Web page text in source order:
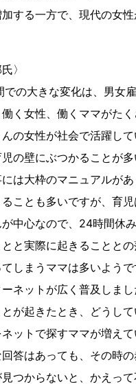
する一方で、現代の女
〉
の大きな変化は、男女
く女性、働くママがた
の女性が社会で活躍し
の壁にぶつかることが
は大枠のマニュアルが
ことも多いですが、育
中心なので、24時間休
と実際に起きることと
しまうママは多いよう
ネットが広く普及しま
が起きたとき、どうし
ットで探すママが増え
答はあっても、その時
つからないと、かえっ